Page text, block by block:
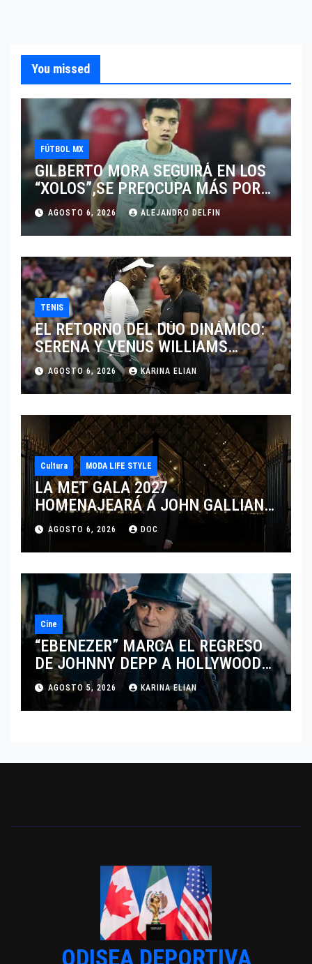
You missed
FÚTBOL MX
GILBERTO MORA SEGUIRÁ EN LOS
“XOLOS”,SE PREOCUPA MÁS POR
JUGAR EN SU EQUIPO.
AGOSTO 6, 2026 ALEJANDRO DELFIN
TENIS
EL RETORNO DEL DÚO DINÁMICO:
SERENA Y VENUS WILLIAMS
DISPUTARÁN LOS DOBLES EN
CINCINNATI 2026
AGOSTO 6, 2026 KARINA ELIAN
Cultura MODA LIFE STYLE
LA MET GALA 2027
HOMENAJEARÁ A JOHN GALLIANO
MARCANDO EL REGRESO DEL REY
DEL DRAMATISMO
AGOSTO 6, 2026 DOC
Cine
“EBENEZER” MARCA EL REGRESO
DE JOHNNY DEPP A HOLLYWOOD
TRAS SU PASO POR EL CINE
INDEPENDIENTE EUROPEO
AGOSTO 5, 2026 KARINA ELIAN
ODISEA DEPORTIVA